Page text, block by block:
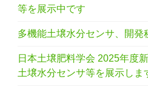
等を展示中です
多機能土壌水分センサ、開発
日本土壌肥料学会 2025年度
土壌水分センサ等を展示しま